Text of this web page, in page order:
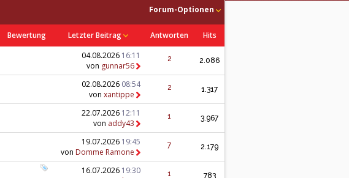
Forum-Optionen
Bewertung Letzter Beitrag Antworten Hits
04.08.2026 16:11
von gunnar56
2 2.086
02.08.2026 08:54
von xantippe
2 1.317
22.07.2026 12:11
von addy43
1 3.967
19.07.2026 19:45
von Domme Ramone
7 2.179
16.07.2026 19:30
1 783